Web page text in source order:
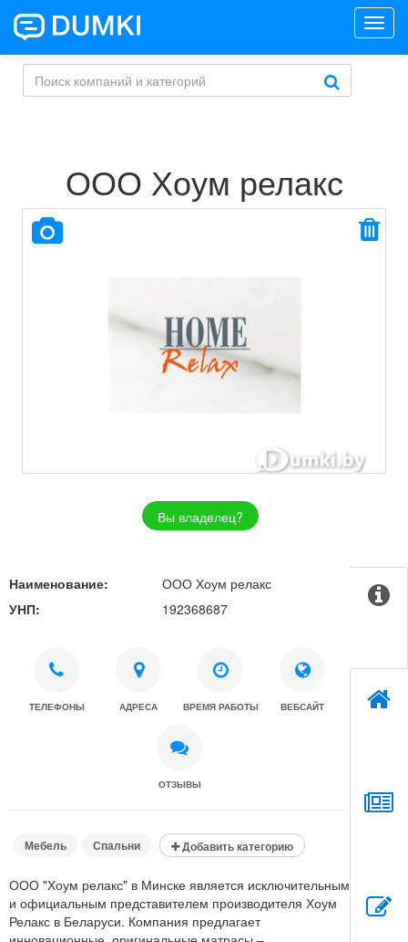
ООО Хоум релакс
Вы владелец?
Наименование:
ООО Хоум релакс
УНП:
192368687
ТЕЛЕФОНЫ АДРЕСА ВРЕМЯ РАБОТЫ ВЕБСАЙТ
ОТЗЫВЫ
Мебель Спальни Добавить категорию
ООО "Хоум релакс" в Минске является исключительным
и официальным представителем производителя Хоум
Релакс в Беларуси. Компания предлагает